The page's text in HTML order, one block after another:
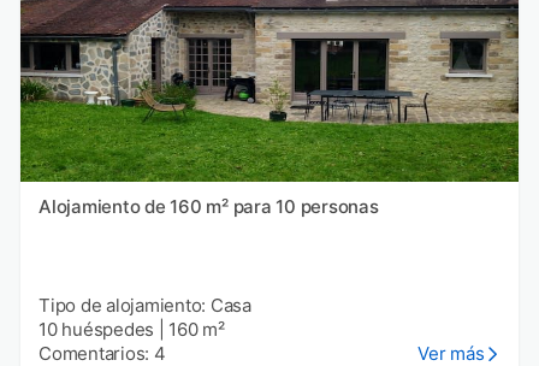
Alojamiento de 160 m² para 10 personas
Tipo de alojamiento: Casa
10 huéspedes
160 m²
Comentarios: 4
Ver más